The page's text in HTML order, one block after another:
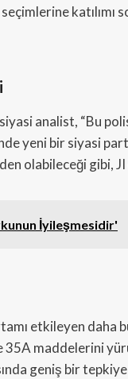
analist, “Bu
yeni bir siyasi
olabileceği gibi,
İyileşmesidir'
etkileyen daha
maddelerini
geniş bir